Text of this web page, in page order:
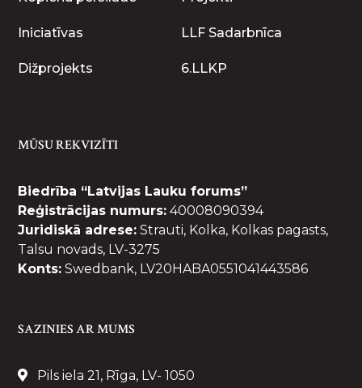
Iniciatīvas LLF Sadarbnīca
Dižprojekts 6.LLKP
MŪSU REKVIZĪTI
Biedrība “Latvijas Lauku forums”
Reģistrācijas numurs: 40008090394
Juridiskā adrese: Strauti, Kolka, Kolkas pagasts,
Talsu novads, LV-3275
Konts: Swedbank, LV20HABA0551041443586
SAZINIES AR MUMS
Pils iela 21, Rīga, LV- 1050